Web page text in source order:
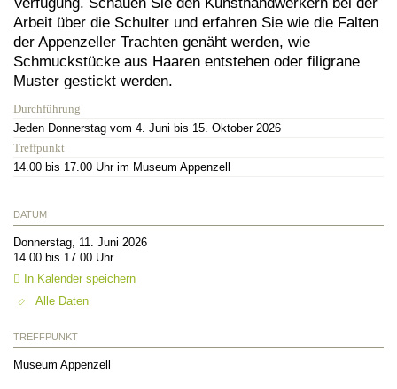
Arbeit über die Schulter und erfahren Sie wie die Falten
der Appenzeller Trachten genäht werden, wie
Schmuckstücke aus Haaren entstehen oder filigrane
Muster gestickt werden.
Durchführung
Jeden Donnerstag vom 4. Juni bis 15. Oktober 2026
Treffpunkt
14.00 bis 17.00 Uhr im Museum Appenzell
DATUM
Donnerstag, 11. Juni 2026
14.00 bis 17.00 Uhr
In Kalender speichern
Alle Daten
TREFFPUNKT
Museum Appenzell